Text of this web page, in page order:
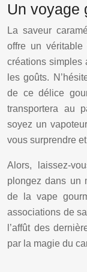
Un voyage
La saveur
offre un
créations simples
les goûts.
de ce délice
transportera au
soyez un
vous surprendre
Alors, laissez-
plongez dans un
de la vape
associations de
l’affût des
par la magie du